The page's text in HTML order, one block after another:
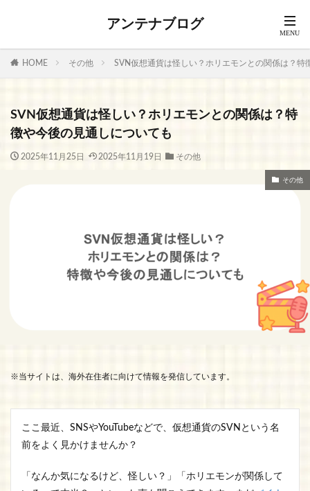
アンテナブログ
HOME その他 SVN仮想通貨は怪しい？ホリエモンとの関係は？特
SVN仮想通貨は怪しい？ホリエモンとの関係は？特
徴や今後の見通しについても
2025年11月25日 2025年11月19日 その他
その他
※当サイトは、海外在住者に向けて情報を発信しています。
ここ最近、SNSやYouTubeなどで、仮想通貨のSVNという名
前をよく見かけませんか？
「なんか気になるけど、怪しい？」「ホリエモンが関係して